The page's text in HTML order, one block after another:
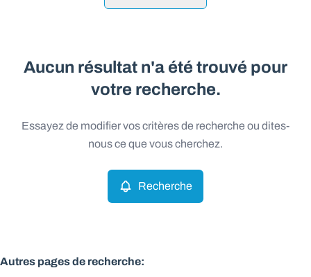
Uccle (1180) Remove
Maison Remove
Vue de la carte
Recherche Trier par
Aucun résultat n'a été trouvé pour
votre recherche.
Essayez de modifier vos critères de recherche ou dites-
nous ce que vous cherchez.
Recherche
Autres pages de recherche: